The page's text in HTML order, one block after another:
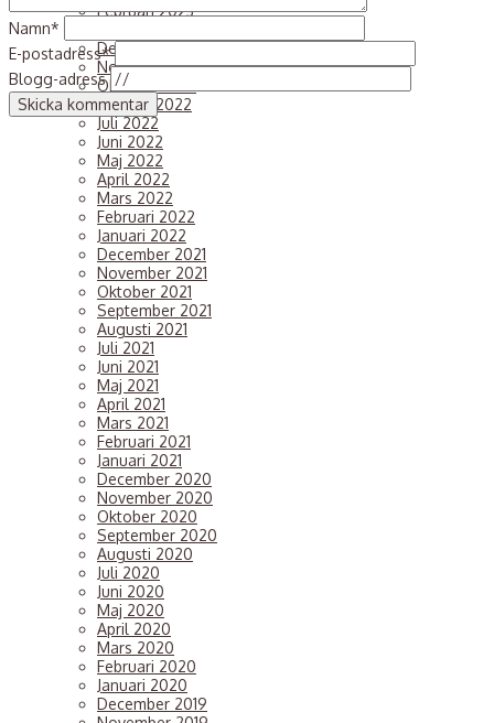
Februari 2023
December 2022
November 2022
Oktober 2022
Augusti 2022
Juli 2022
Juni 2022
Maj 2022
April 2022
Mars 2022
Februari 2022
Januari 2022
December 2021
November 2021
Oktober 2021
September 2021
Augusti 2021
Juli 2021
Juni 2021
Maj 2021
April 2021
Mars 2021
Februari 2021
Januari 2021
December 2020
November 2020
Oktober 2020
September 2020
Augusti 2020
Juli 2020
Juni 2020
Maj 2020
April 2020
Mars 2020
Februari 2020
Januari 2020
December 2019
Namn*
E-postadress*
Blogg-adress